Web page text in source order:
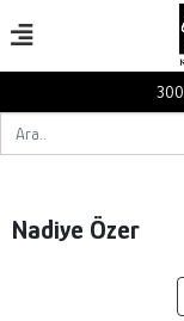
Nadiye Özer